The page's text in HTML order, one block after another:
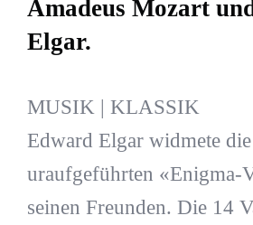
Amadeus Mozart
Elgar.
MUSIK | KLASSIK
Edward Elgar widmete
uraufgeführten «Enigma-
seinen Freunden. Die 14